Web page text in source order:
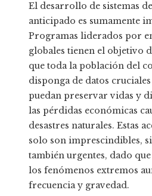
El desarrollo de sistemas
anticipado es sumamente
Programas liderados por
globales tienen el objetivo
que toda la población del
disponga de datos
puedan preservar vidas y
las pérdidas económicas
desastres naturales. Estas
solo son imprescindibles,
también urgentes, dado que
los fenómenos extremos
frecuencia y gravedad.